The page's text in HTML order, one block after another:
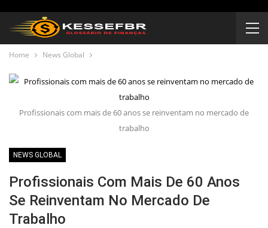
Home News Global
Profissionais com mais de 60 anos se reinventam no mercado de
trabalho
NEWS GLOBAL
Profissionais Com Mais De 60 Anos
Se Reinventam No Mercado De
Trabalho